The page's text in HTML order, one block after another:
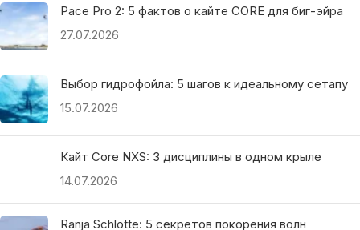
Pace Pro 2: 5 фактов о кайте CORE для биг-эйра
27.07.2026
Выбор гидрофойла: 5 шагов к идеальному сетапу
15.07.2026
Кайт Core NXS: 3 дисциплины в одном крыле
14.07.2026
Ranja Schlotte: 5 секретов покорения волн